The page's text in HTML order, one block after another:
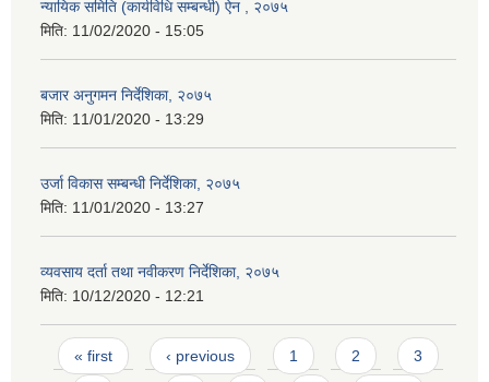
न्यायिक समिति (कार्यविधि सम्बन्धी) ऐन , २०७५
मिति: 11/02/2020 - 15:05
बजार अनुगमन निर्देशिका, २०७५
मिति: 11/01/2020 - 13:29
उर्जा विकास सम्बन्धी निर्देशिका, २०७५
मिति: 11/01/2020 - 13:27
व्यवसाय दर्ता तथा नवीकरण निर्देशिका, २०७५
मिति: 10/12/2020 - 12:21
Pages
« first ‹ previous 1 2 3